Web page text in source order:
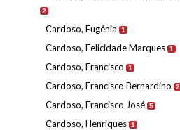
2
Cardoso, Eugénia 1
Cardoso, Felicidade Marques 1
Cardoso, Francisco 1
Cardoso, Francisco Bernardino 2
Cardoso, Francisco José 5
Cardoso, Henriques 1